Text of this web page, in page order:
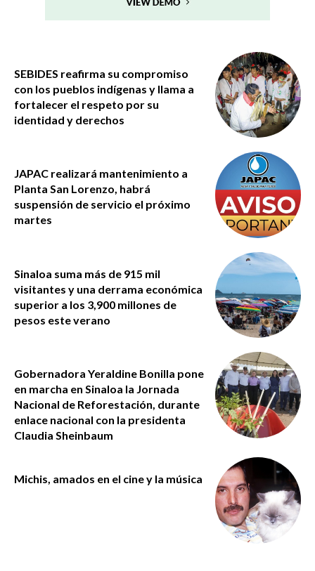
SEBIDES reafirma su compromiso
con los pueblos indígenas y llama a
fortalecer el respeto por su
identidad y derechos
JAPAC realizará mantenimiento a
Planta San Lorenzo, habrá
suspensión de servicio el próximo
martes
Sinaloa suma más de 915 mil
visitantes y una derrama económica
superior a los 3,900 millones de
pesos este verano
Gobernadora Yeraldine Bonilla pone
en marcha en Sinaloa la Jornada
Nacional de Reforestación, durante
enlace nacional con la presidenta
Claudia Sheinbaum
Michis, amados en el cine y la música